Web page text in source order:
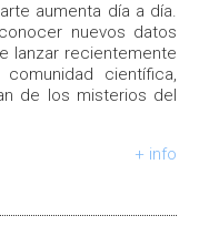
aumenta día a día.
nuevos datos
lanzar recientemente
científica,
de los misterios del
+ info